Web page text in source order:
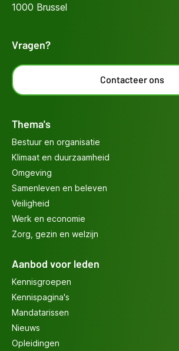
1000 Brussel
Vragen?
Contacteer ons
Thema's
Bestuur en organisatie
Klimaat en duurzaamheid
Omgeving
Samenleven en beleven
Veiligheid
Werk en economie
Zorg, gezin en welzijn
Aanbod voor leden
Kennisgroepen
Kennispagina's
Mandatarissen
Nieuws
Opleidingen